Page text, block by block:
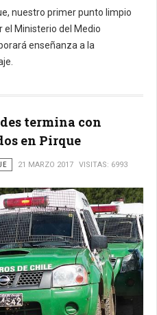
nuestro primer punto limpio
el Ministerio del Medio
enseñanza a la
termina con
en Pirque
21 MARZO 2017 VISITAS: 6993